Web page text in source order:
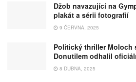
Džob navazující na
plakát a sérii fotografií
9 ČERVNA, 2025
Politický thriller Moloch
Donutilem odhalil
8 DUBNA, 2025